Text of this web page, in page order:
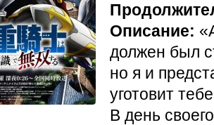
Описание:
должен был
но я и
уготовит
В день